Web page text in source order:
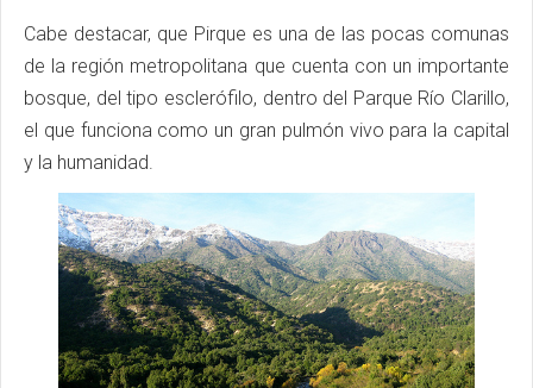
Cabe destacar, que Pirque es una de las pocas comunas
de la región metropolitana que cuenta con un importante
bosque, del tipo esclerófilo, dentro del Parque Río Clarillo,
el que funciona como un gran pulmón vivo para la capital
y la humanidad.